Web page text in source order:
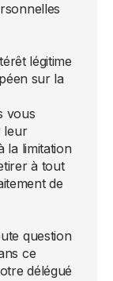
légitime
sur la
vous
leur
la limitation
à tout
de
question
ce
délégué